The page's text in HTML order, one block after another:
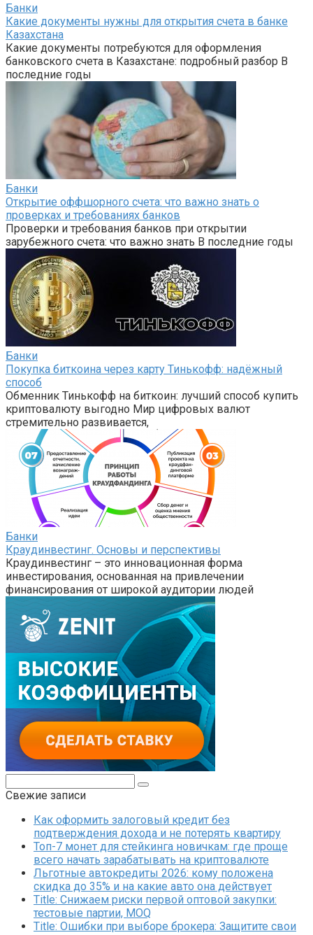
Банки
Какие документы нужны для открытия счета в банке
Казахстана
Какие документы потребуются для оформления
банковского счета в Казахстане: подробный разбор В
последние годы
Банки
Открытие оффшорного счета: что важно знать о
проверках и требованиях банков
Проверки и требования банков при открытии
зарубежного счета: что важно знать В последние годы
Банки
Покупка биткоина через карту Тинькофф: надёжный
способ
Обменник Тинькофф на биткоин: лучший способ купить
криптовалюту выгодно Мир цифровых валют
стремительно развивается,
Банки
Краудинвестинг. Основы и перспективы
Краудинвестинг – это инновационная форма
инвестирования, основанная на привлечении
финансирования от широкой аудитории людей
Свежие записи
Как оформить залоговый кредит без
подтверждения дохода и не потерять квартиру
Топ-7 монет для стейкинга новичкам: где проще
всего начать зарабатывать на криптовалюте
Льготные автокредиты 2026: кому положена
скидка до 35% и на какие авто она действует
Title: Снижаем риски первой оптовой закупки:
тестовые партии, MOQ
Title: Ошибки при выборе брокера: Защитите свои